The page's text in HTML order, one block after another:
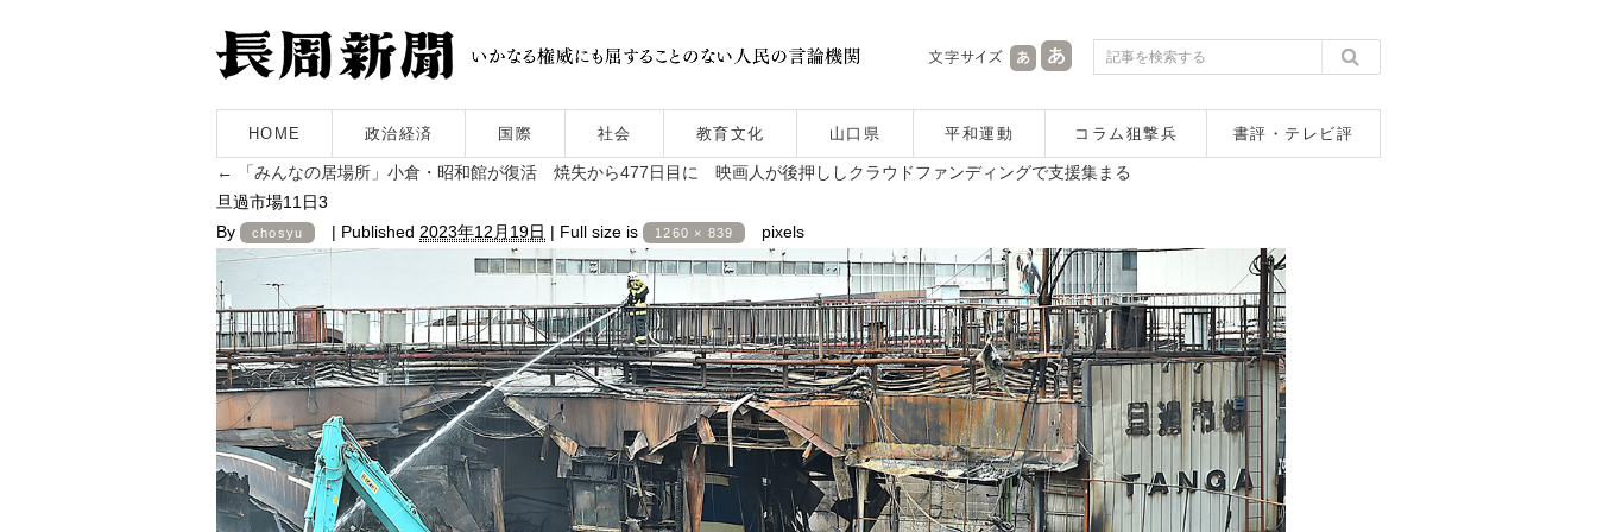
HOME 政治経済 国際 社会 教育文化 山口県 平和運動 コラム狙撃兵 書評・テレビ評
←
「みんなの居場所」小倉・昭和館が復活 焼失から477日目に 映画人が後押ししクラウドファンディングで支援集まる
旦過市場11日3
By
chosyu | Published 2023年12月19日 | Full size is 1260 × 839 pixels